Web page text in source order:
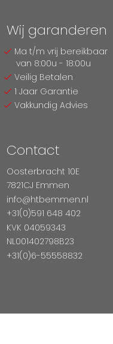
Wij garanderen
Ma t/m vrij bereikbaar
van 8:00u - 18:00u
Veilig Betalen
1 Jaar Garantie
Vakkundig Advies
Contact
Oosterbracht 10E
7821CJ Emmen
info@htbemmen.nl
+31(0)591 648 402
KVK 04059343
NL001402798B23
+31(0)6-55558832